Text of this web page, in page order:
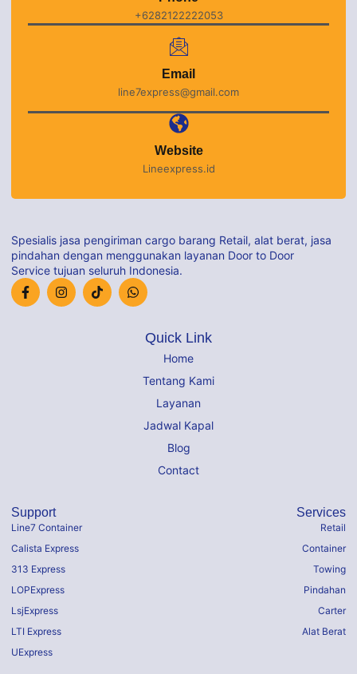
+6282122222053
Email
line7express@gmail.com
Website
Lineexpress.id
Spesialis jasa pengiriman cargo barang Retail, alat berat, jasa
pindahan dengan menggunakan layanan Door to Door
Service tujuan seluruh Indonesia.
Quick Link
Home
Tentang Kami
Layanan
Jadwal Kapal
Blog
Contact
Support
Line7 Container
Calista Express
313 Express
LOPExpress
LsjExpress
LTI Express
UExpress
Services
Retail
Container
Towing
Pindahan
Carter
Alat Berat